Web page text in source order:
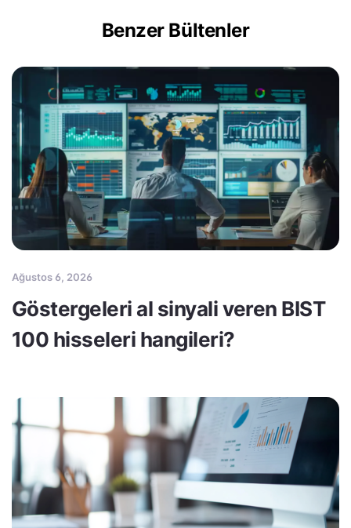
Benzer Bültenler
Ağustos 6, 2026
Göstergeleri al sinyali veren BIST
100 hisseleri hangileri?